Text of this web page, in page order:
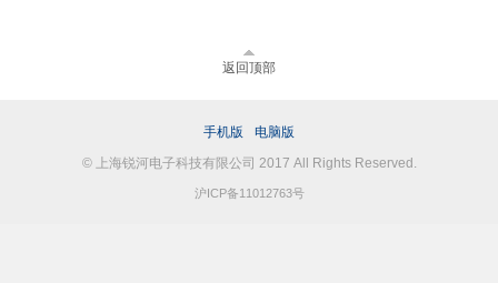
返回顶部
手机版
电脑版
© 上海锐河电子科技有限公司 2017 All Rights Reserved.
沪ICP备11012763号